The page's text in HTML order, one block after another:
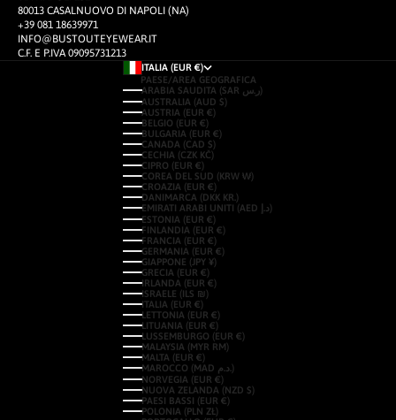
80013 CASALNUOVO DI NAPOLI (NA)
+39 081 18639971
INFO@BUSTOUTEYEWEAR.IT
C.F. E P.IVA 09095731213
ITALIA (EUR €)
PAESE/AREA GEOGRAFICA
ARABIA SAUDITA (SAR ر.س)
AUSTRALIA (AUD $)
AUSTRIA (EUR €)
BELGIO (EUR €)
BULGARIA (EUR €)
CANADA (CAD $)
CECHIA (CZK KČ)
CIPRO (EUR €)
COREA DEL SUD (KRW ₩)
CROAZIA (EUR €)
DANIMARCA (DKK KR.)
EMIRATI ARABI UNITI (AED د.إ)
ESTONIA (EUR €)
FINLANDIA (EUR €)
FRANCIA (EUR €)
GERMANIA (EUR €)
GIAPPONE (JPY ¥)
GRECIA (EUR €)
IRLANDA (EUR €)
ISRAELE (ILS ₪)
ITALIA (EUR €)
LETTONIA (EUR €)
LITUANIA (EUR €)
LUSSEMBURGO (EUR €)
MALAYSIA (MYR RM)
MALTA (EUR €)
MAROCCO (MAD د.م.)
NORVEGIA (EUR €)
NUOVA ZELANDA (NZD $)
PAESI BASSI (EUR €)
POLONIA (PLN ZŁ)